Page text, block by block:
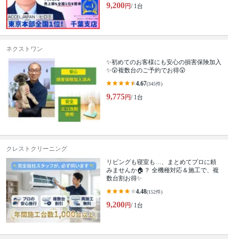
9,200円/ 1台
ネクストワン
✨初めてのお客様にも安心の損害保険加入
✨😲複数台のご予約でお得😲
4.67(345件)
9,775円/ 1台
クレストクリーニング
リビングも寝室も…、まとめてプロに頼
みませんか🏠？ 全機種対応＆施工で、複
数台割お得✨
4.48(152件)
9,200円/ 1台